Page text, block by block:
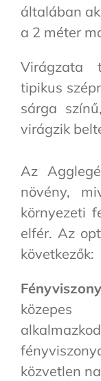
általában
a 2 méter
Virágzata
tipikus
sárga
virágzik
Az
növény,
környezeti
elfér. Az
következők:
közepes
közvetlen